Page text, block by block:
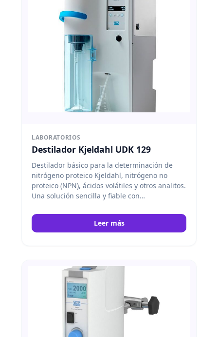
LABORATORIOS
Destilador Kjeldahl UDK 129
Destilador básico para la determinación de
nitrógeno proteico Kjeldahl, nitrógeno no
proteico (NPN), ácidos volátiles y otros analitos.
Una solución sencilla y fiable con
Leer más